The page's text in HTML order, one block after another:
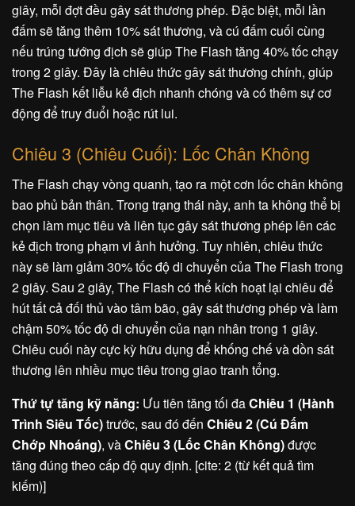
giây, mỗi đợt đều gây sát thương phép. Đặc biệt, mỗi lần
đấm sẽ tăng thêm 10% sát thương, và cú đấm cuối cùng
nếu trúng tướng địch sẽ giúp The Flash tăng 40% tốc chạy
trong 2 giây. Đây là chiêu thức gây sát thương chính, giúp
The Flash kết liễu kẻ địch nhanh chóng và có thêm sự cơ
động để truy đuổi hoặc rút lui.
Chiêu 3 (Chiêu Cuối): Lốc Chân Không
The Flash chạy vòng quanh, tạo ra một cơn lốc chân không
bao phủ bản thân. Trong trạng thái này, anh ta không thể bị
chọn làm mục tiêu và liên tục gây sát thương phép lên các
kẻ địch trong phạm vi ảnh hưởng. Tuy nhiên, chiêu thức
này sẽ làm giảm 30% tốc độ di chuyển của The Flash trong
2 giây. Sau 2 giây, The Flash có thể kích hoạt lại chiêu để
hút tất cả đối thủ vào tâm bão, gây sát thương phép và làm
chậm 50% tốc độ di chuyển của nạn nhân trong 1 giây.
Chiêu cuối này cực kỳ hữu dụng để khống chế và dồn sát
thương lên nhiều mục tiêu trong giao tranh tổng.
Thứ tự tăng kỹ năng: Ưu tiên tăng tối đaChiêu 1 (Hành
Trình Siêu Tốc)trước, sau đó đến Chiêu 2 (Cú Đấm
Chớp Nhoáng), vàChiêu 3 (Lốc Chân Không)được
tăng đúng theo cấp độ quy định. [cite: 2 (từ kết quả tìm
kiếm)]